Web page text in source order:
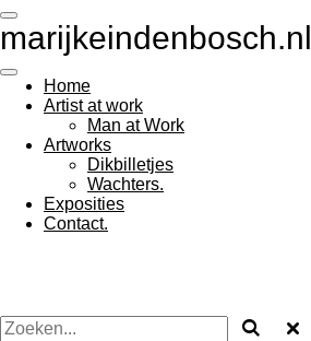
Ga
direct
de
hoofdinhoud
marijkeindenbosch.nl
Home
Artist at work
Man at Work
Artworks
Dikbilletjes
Wachters.
Exposities
Contact.